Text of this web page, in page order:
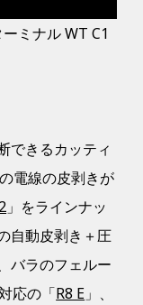
ミナル WT C1
できるカッティ
電線の皮剥きが
」をラインナッ
自動皮剥き＋圧
バラのフェルー
応の「R8 E」、